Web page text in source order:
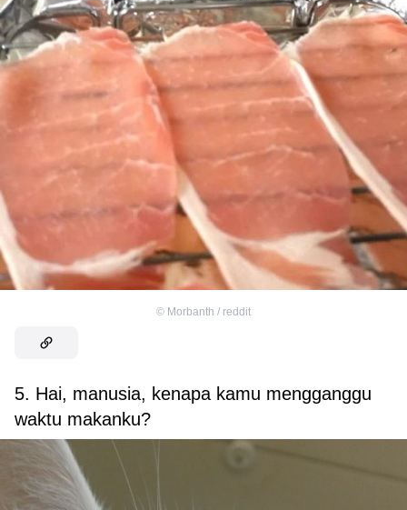
© Morbanth / reddit
5. Hai, manusia, kenapa kamu mengganggu
waktu makanku?